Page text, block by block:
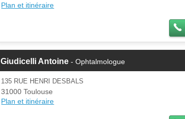
Plan et itinéraire
Giudicelli Antoine - Ophtalmologue
135 RUE HENRI DESBALS
31000 Toulouse
Plan et itinéraire